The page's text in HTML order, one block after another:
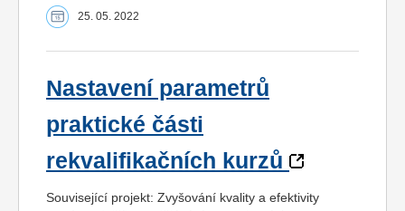
25. 05. 2022
Nastavení parametrů
praktické části
rekvalifikačních kurzů
Související projekt: Zvyšování kvality a efektivity